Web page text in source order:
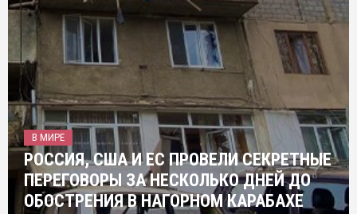
В МИРЕ
РОССИЯ, США И ЕС ПРОВЕЛИ СЕКРЕТНЫЕ
ПЕРЕГОВОРЫ ЗА НЕСКОЛЬКО ДНЕЙ ДО
ОБОСТРЕНИЯ В НАГОРНОМ КАРАБАХЕ